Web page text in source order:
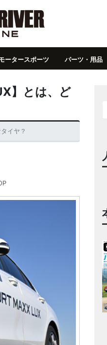
ータースポーツ パーツ・用品
】とは、ど
イヤ？